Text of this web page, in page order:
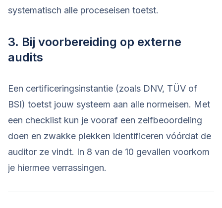
systematisch alle proceseisen toetst.
3. Bij voorbereiding op externe
audits
Een certificeringsinstantie (zoals DNV, TÜV of
BSI) toetst jouw systeem aan alle normeisen. Met
een checklist kun je vooraf een zelfbeoordeling
doen en zwakke plekken identificeren vóórdat de
auditor ze vindt. In 8 van de 10 gevallen voorkom
je hiermee verrassingen.